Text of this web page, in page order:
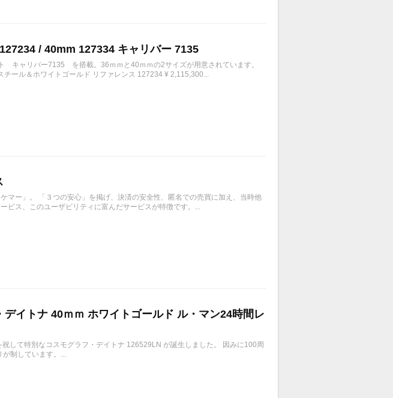
/ 40mm 127334 キャリバー 7135
キャリバー7135 を搭載。36ｍｍと40ｍｍの2サイズが用意されています。
ール＆ホワイトゴールド リファレンス 127234 ¥ 2,115,300...
マー」。 「３つの安心」を掲げ、決済の安全性、匿名での売買に加え、当時他
ビス、このユーザビリティに富んだサービスが特徴です。...
イトナ 40ｍｍ ホワイトゴールド ル・マン24時間レ
して特別なコスモグラフ・デイトナ 126529LN が誕生しました。 因みに100周
制しています。...